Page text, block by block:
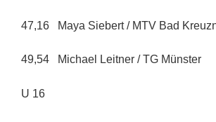
47,16 Maya Siebert / MTV Bad
49,54 Michael Leitner / TG Münster
U 16